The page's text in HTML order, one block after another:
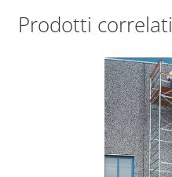
Prodotti correlati